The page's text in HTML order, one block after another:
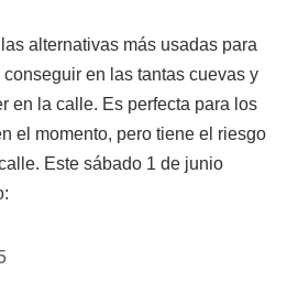
alternativas más usadas para
en las tantas cuevas y
en la calle. Es perfecta para los
el momento, pero tiene el riesgo
Este sábado 1 de junio